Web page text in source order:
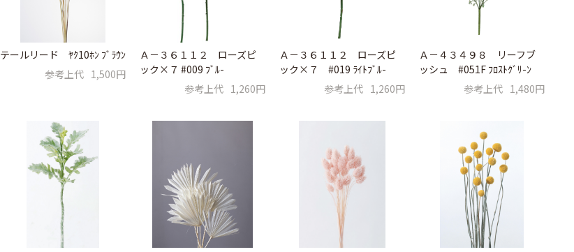
テールリード ﾔｸ10ﾎﾝ ﾌﾞﾗｳﾝ
参考上代 1,500円
Ａ－３６１１２ ローズピ
ック×７ #009 ﾌﾞﾙ-
参考上代 1,260円
Ａ－３６１１２ ローズピ
ック×７ #019 ﾗｲﾄﾌﾞﾙ-
参考上代 1,260円
Ａ－４３４９８ リーフブ
ッシュ #051F ﾌﾛｽﾄｸﾞﾘ-ﾝ
参考上代 1,480円